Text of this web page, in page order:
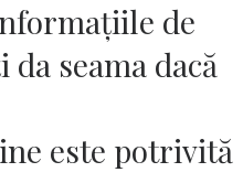
de
seama dacă
este potrivită